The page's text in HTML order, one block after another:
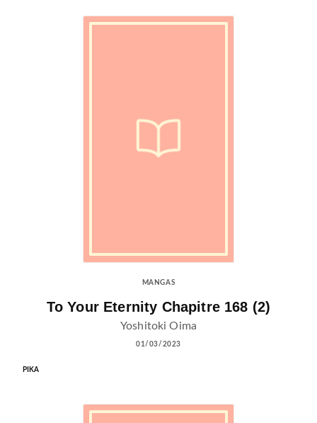
MANGAS
To Your Eternity Chapitre 168 (2)
Yoshitoki Oima
01/03/2023
PIKA